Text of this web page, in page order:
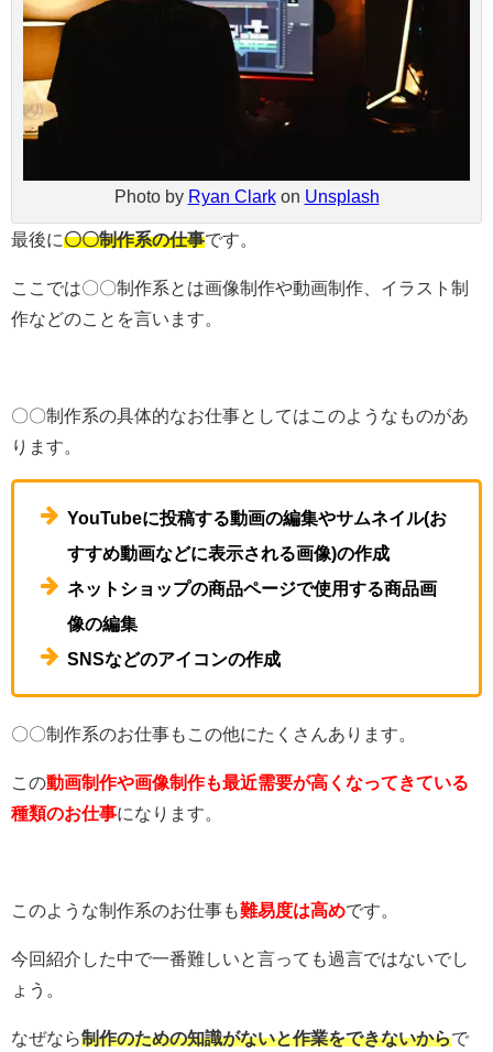
Photo by Ryan Clarkon Unsplash
最後に〇〇制作系の仕事です。
ここでは〇〇制作系とは画像制作や動画制作、イラスト制
作などのことを言います。
〇〇制作系の具体的なお仕事としてはこのようなものがあ
ります。
YouTubeに投稿する動画の編集やサムネイル(お
すすめ動画などに表示される画像)の作成
ネットショップの商品ページで使用する商品画
像の編集
SNSなどのアイコンの作成
〇〇制作系のお仕事もこの他にたくさんあります。
この動画制作や画像制作も最近需要が高くなってきている
種類のお仕事になります。
このような制作系のお仕事も難易度は高めです。
今回紹介した中で一番難しいと言っても過言ではないでし
ょう。
なぜなら制作のための知識がないと作業をできないからで